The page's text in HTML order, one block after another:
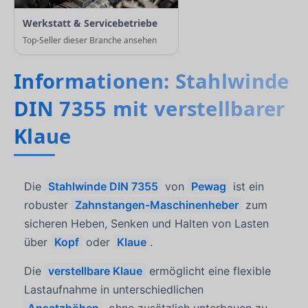
Werkstatt & Servicebetriebe
Top-Seller dieser Branche ansehen
Informationen: Stahlwinde
DIN 7355 mit verstellbarer
Klaue
Die Stahlwinde DIN 7355 von Pewag ist ein
robuster Zahnstangen-Maschinenheber zum
sicheren Heben, Senken und Halten von Lasten
über Kopf oder Klaue .
Die verstellbare Klaue ermöglicht eine flexible
Lastaufnahme in unterschiedlichen